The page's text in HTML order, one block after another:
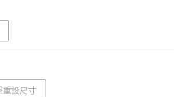
重設尺寸